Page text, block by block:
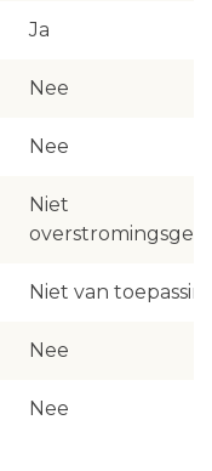
Ja
Nee
Nee
Niet
Niet van
Nee
Nee